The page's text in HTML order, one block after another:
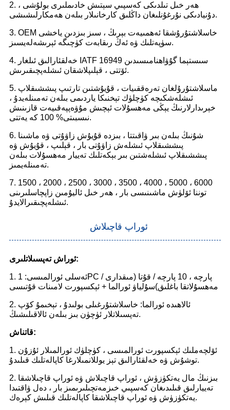
2. ھەر خىل تىلدىكى كەسپىي سېتىش خادىملىرى بولۇشى ،
دۇنيادىكى نۇرغۇنلىغان داڭلىق كارخانىلار بىلەن ھەمكارلىشىشى.
3. OEM خاسلاشتۇرۇشقا ئەھمىيەت بېرىڭ ، سىز بىزدىن ياخشى
سۈپەتلىك ۋە ئەڭ رىقابەت كۈچىگە ئېرىشەلەيسىز.
4. خەلقئارالىق ئىلغار IATF 16949 سىستېما گۇۋاھنامىسىدىن
ئۆتتى ، قېلىپلاشقان ئىشلەپچىقىرىش.
5. ماسلاشتۇرۇلغان تەرەققىيات ، قۇيۇشتىن تارتىپ پىششىقلاپ
ئىشلەشكىچە كۈچلۈك تېخنىكا ياردىمى بىلەن تەمىنلەيدۇ ،
خېرىدارلارنىڭ يېڭى مەھسۇلات ئېچىش مۇۋەپپەقىيەت قازىنىش
نىسبىتى% 100 كە يەتتى.
6. شۇنىڭ بىلەن بىر ۋاقىتتا ، بىزدە قۇيۇش زاۋۇتى ۋە ماشىنا
پىششىقلاپ ئىشلەش زاۋۇتى بار ، قېلىپ ، قۇيۇش ۋە
پىششىقلاپ ئىشلەشتىن بىر بېكەتلىك تەييار مەھسۇلات بىلەن
تەمىنلەيمىز.
7. 1500 ، 2000 ، 2500 ، 3000 ، 3500 ، 4000 ، 5000 ، 6000
توننا ئۆلۈش ماشىنىسى بار ، ھەر خىل ئاليۇمىن زاپچاسلىرىنى
ئىشلەپچىقىرالايدۇ.
ئوراپ قاچىلاش
ئوراش تەپسىلاتلىرى:
1. ئەسلى ئورالمىسى: 1PC / پارچە ، 10 پارچە / قۇتا (مىقدارى
مەھسۇلاتقا باغلىق)سۇلياۋ ئورالما + ئېكسپورت لامىنات قۇتىسى
2. ئالاھىدە ئورالما: خاسلاشتۇرغىلى بولىدۇ ، تېخىمۇ كۆپ
تەپسىلاتلار ئۈچۈن بىز بىلەن ئالاقىلىشىڭ.
قاتناش:
1. ئۆلچەملىك ئېكسپورت ئورالمىسى ، كۈچلۈك ئورالمىلار ئۇزۇن
توشۇش ۋە خەلقئارالىق تېز يوللانمىلارغا كاپالەتلىك قىلىدۇ.
2. بىزنىڭ مال يەتكۈزۈش ، ئوراپ قاچىلاش ۋە ئوراپ قاچىلاشقا
تەييارلىق قىلىدىغان كەسپىي خىزمەتچىلىرىمىز بار ، دەل ۋاقتىدا
يەتكۈزۈش ۋە ئوراپ قاچىلاشقا كاپالەتلىك قىلىش كېرەك.